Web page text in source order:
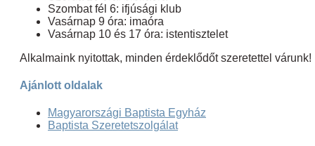
Szombat fél 6: ifjúsági klub
Vasárnap 9 óra: imaóra
Vasárnap 10 és 17 óra: istentisztelet
Alkalmaink nyitottak, minden érdeklődőt szeretettel várunk!
Ajánlott oldalak
Magyarországi Baptista Egyház
Baptista Szeretetszolgálat